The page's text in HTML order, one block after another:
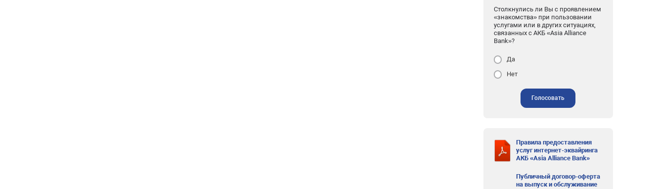
Столкнулись ли Вы с проявлением
«знакомства» при пользовании
услугами или в других ситуациях,
связанных с АКБ «Asia Alliance
Bank»?
Да
Нет
Голосовать
Правила предоставления
услуг интернет-эквайринга
АКБ «Asia Alliance Bank»
Публичный договор-оферта
на выпуск и обслуживание